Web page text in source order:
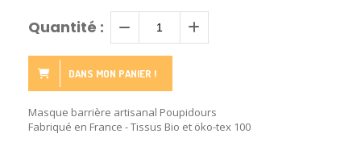
Quantité :
DANS MON PANIER !
Masque barrière artisanal Poupidours
Fabriqué en France - Tissus Bio et öko-tex 100